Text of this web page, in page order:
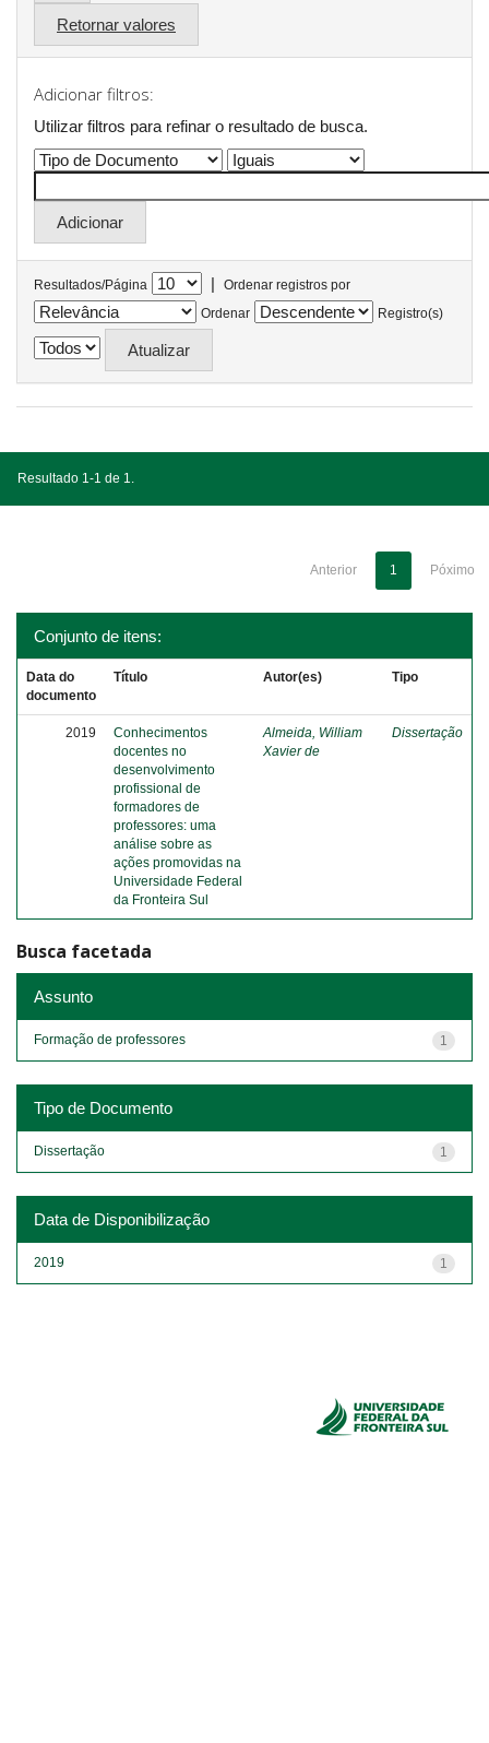
Retornar valores
Adicionar filtros:
Utilizar filtros para refinar o resultado de busca.
Resultados/Página |
Ordenar registros por
Ordenar
Registro(s)
Resultado 1-1 de 1.
Anterior 1 Póximo
Conjunto de itens:
Data do
documento
Título Autor(es) Tipo
2019
Conhecimentos
docentes no
desenvolvimento
profissional de
formadores de
professores: uma
análise sobre as
ações promovidas na
Universidade Federal
da Fronteira Sul
Almeida, William
Xavier de
Dissertação
Busca facetada
Assunto
1
Formação de professores
Tipo de Documento
1
Dissertação
Data de Disponibilização
1
2019